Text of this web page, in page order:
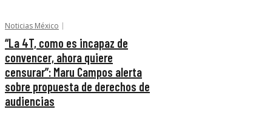
Noticias México
“La 4T, como es incapaz de
convencer, ahora quiere
censurar”: Maru Campos alerta
sobre propuesta de derechos de
audiencias